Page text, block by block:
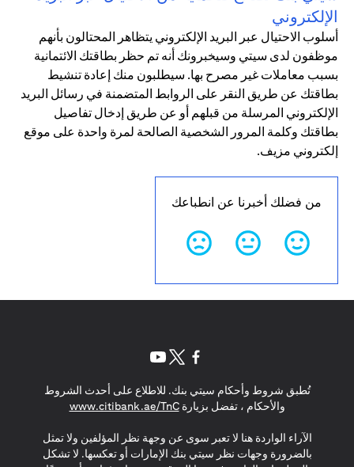
الإلكتروني
أسلوب الاحتيال عبر البريد الإلكتروني يتظاهر المحتالون بأنهم
موظفون لدى سيتي وسيخبرونك أنه تم حظر بطاقتك الائتمانية
بسبب معاملات غير مصرح بها. سيطلبون منك إعادة تنشيط
بطاقتك عن طريق النقر على الروابط المتضمنة في رسائل البريد
الإلكتروني المرسلة من قبلهم أو عن طريق إدخال تفاصيل
بطاقتك وكلمة المرور الشخصية الصالحة لمرة واحدة على موقع
إلكتروني مزيف.
من فضلك أخبرنا عن انطباعك
تُطبق شروط وأحكام سيتي بنك. للاطلاع على أحدث الشروط
والأحكام ، تفضل بزيارةwww.citibank.ae/TnC
in a new tab
الآراء الواردة هنا لا تعبر سوى عن وجهة نظر المؤلفين ولا تمثل
بالضرورة وجهات نظر سيتي بنك الإمارات أو تعكسها. لا تشكل